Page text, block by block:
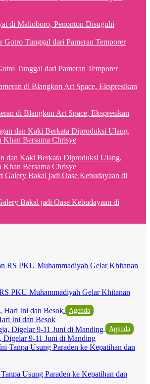
di Malioboro, Penonton Disuguhi
Tunggal dari Pameran Temporer
di Blangkon Art Space, Ekspresikan
dan Kaki Berkata Diproduksi Ulang,
Bersama Chrisye
Bakal jadi Oase Kebudayaan di
PKU Muhammadiyah Gelar Khitanan
Agenda
Ini dan Besok
Agenda
Digelar 9-11 Juni di Manding
Usung Paraden ke Kepatihan dan